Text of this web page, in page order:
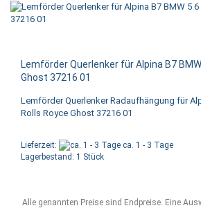
Lemförder Querlenker für Alpina B7
Ghost 37216 01
Lemförder Querlenker Radaufhängung für
Rolls Royce Ghost 37216 01
Lieferzeit:
ca. 1 - 3 Tage
Lagerbestand: 1 Stück
Alle genannten Preise sind Endpreise. Eine